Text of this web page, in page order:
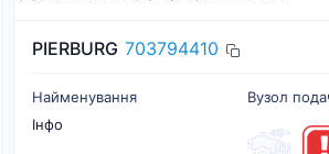
PIERBURG 703794410
Найменування
Вузол
Інфо